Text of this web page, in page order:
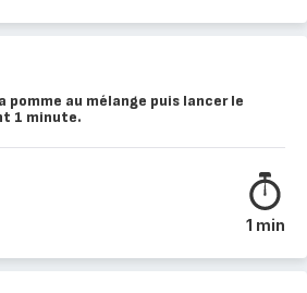
pomme au mélange puis lancer le
1 minute.
1 min